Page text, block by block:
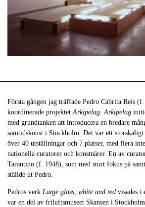
Första gången jag träffade Pedro Cabrita Reis
koordinerade projektetArkipelag.Arkipelag
med grundtanken att introducera en bredare
samtidskonst i Stockholm. Det var ett
över 40 utställningar och 7 platser, med flera
nationella curatorer och konstnärer. En av
Tarantino (f. 1948), som med stort fokus på
ställde ut Pedro.
Pedros verk Large glass, white and red visades i
var en del av friluftsmuseet Skansen i